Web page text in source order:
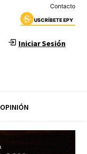
Contacto
USCRÍBETE EPY
Iniciar Sesión
OPINIÓN